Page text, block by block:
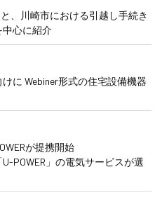
、川崎市における引越し手続き
中心に紹介
に Webiner形式の住宅設備機器
が提携開始
POWER」の電気サービスが選